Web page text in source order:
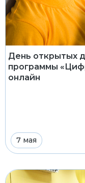
День открытых
программы
онлайн
7 мая